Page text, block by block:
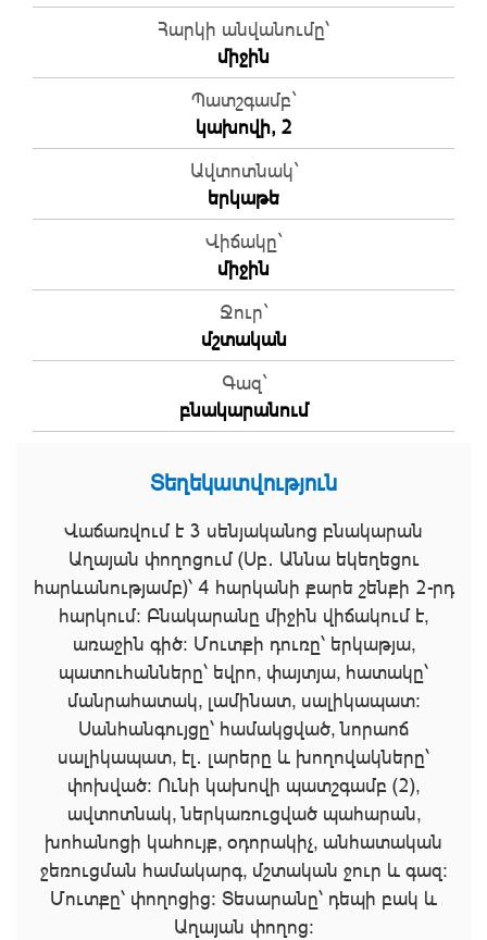
Հարկի անվանումը՝
միջին
Պատշգամբ`
կախովի, 2
Ավտոտնակ`
երկաթե
Վիճակը`
միջին
Ջուր`
մշտական
Գազ`
բնակարանում
Տեղեկատվություն
Վաճառվում է 3 սենյականոց բնակարան
Աղայան փողոցում (Սբ․ Աննա եկեղեցու
հարևանությամբ)՝ 4 հարկանի քարե շենքի 2-րդ
հարկում։ Բնակարանը միջին վիճակում է,
առաջին գիծ։ Մուտքի դուռը՝ երկաթյա,
պատուհանները՝ եվրո, փայտյա, հատակը՝
մանրահատակ, լամինատ, սալիկապատ։
Սանհանգույցը՝ համակցված, նորաոճ
սալիկապատ, էլ․ լարերը և խողովակները՝
փոխված։ Ունի կախովի պատշգամբ (2),
ավտոտնակ, ներկառուցված պահարան,
խոհանոցի կահույք, օդորակիչ, անհատական
ջեռուցման համակարգ, մշտական ջուր և գազ։
Մուտքը՝ փողոցից։ Տեսարանը՝ դեպի բակ և
Աղայան փողոց։